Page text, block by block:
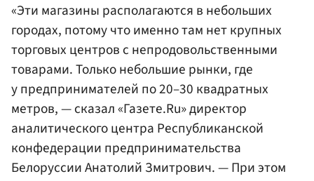
«Эти магазины располагаются в небольших
городах, потому что именно там нет крупных
торговых центров с непродовольственными
товарами. Только небольшие рынки, где
у предпринимателей по 20–30 квадратных
метров, — сказал «Газете.Ru» директор
аналитического центра Республиканской
конфедерации предпринимательства
Белоруссии Анатолий Змитрович. — При этом